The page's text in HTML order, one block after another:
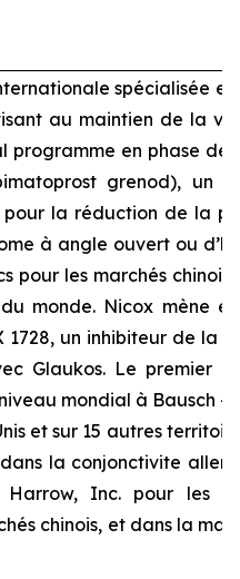
spécialisée
au maintien de la
programme en phase
grenod), un
pour la réduction de la
à angle ouvert ou
pour les marchés
monde. Nicox mène
1728, un inhibiteur de la
Glaukos. Le premier
mondial à Bausch +
et sur 15 autres
la conjonctivite
Inc. pour les
chinois, et dans la